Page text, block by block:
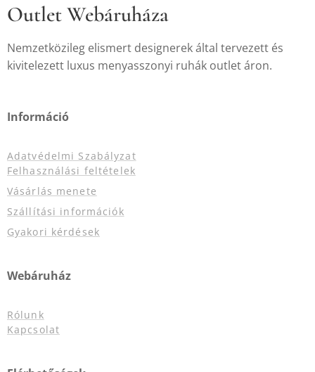
Outlet Webáruháza
Nemzetközileg elismert designerek által tervezett és
kivitelezett luxus menyasszonyi ruhák outlet áron.
Információ
Adatvédelmi Szabályzat
Felhasználási feltételek
Vásárlás menete
Szállítási információk
Gyakori kérdések
Webáruház
Rólunk
Kapcsolat